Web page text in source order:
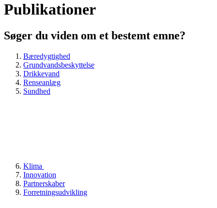
Publikationer
Søger du viden om et bestemt emne?
Bæredygtighed
Grundvandsbeskyttelse
Drikkevand
Renseanlæg
Sundhed
Klima
Innovation
Partnerskaber
Forretningsudvikling